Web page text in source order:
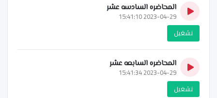
المحاضره السادسه عشر
2023-04-29 15:41:10
تشغيل
المحاضره السابعه عشر
2023-04-29 15:41:34
تشغيل